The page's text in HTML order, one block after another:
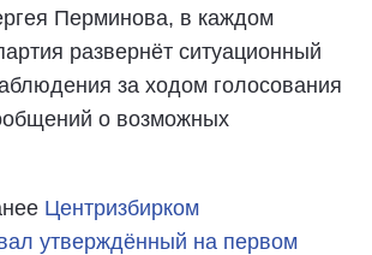
Перминова, в каждом
развернёт ситуационный
за ходом голосования
о возможных
Центризбирком
утверждённый на первом